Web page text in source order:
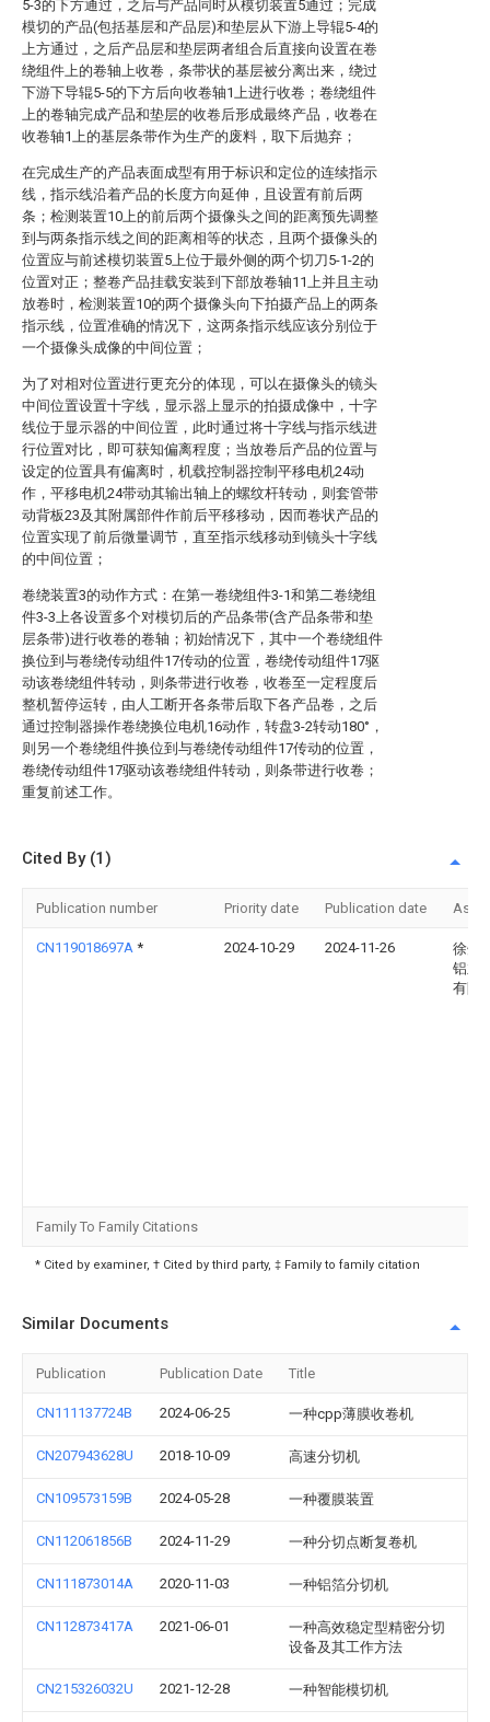
5-3的下方通过，之后与产品同时从模切装置5通过；完成
模切的产品(包括基层和产品层)和垫层从下游上导辊5-4的
上方通过，之后产品层和垫层两者组合后直接向设置在卷
绕组件上的卷轴上收卷，条带状的基层被分离出来，绕过
下游下导辊5-5的下方后向收卷轴1上进行收卷；卷绕组件
上的卷轴完成产品和垫层的收卷后形成最终产品，收卷在
收卷轴1上的基层条带作为生产的废料，取下后抛弃；
在完成生产的产品表面成型有用于标识和定位的连续指示
线，指示线沿着产品的长度方向延伸，且设置有前后两
条；检测装置10上的前后两个摄像头之间的距离预先调整
到与两条指示线之间的距离相等的状态，且两个摄像头的
位置应与前述模切装置5上位于最外侧的两个切刀5-1-2的
位置对正；整卷产品挂载安装到下部放卷轴11上并且主动
放卷时，检测装置10的两个摄像头向下拍摄产品上的两条
指示线，位置准确的情况下，这两条指示线应该分别位于
一个摄像头成像的中间位置；
为了对相对位置进行更充分的体现，可以在摄像头的镜头
中间位置设置十字线，显示器上显示的拍摄成像中，十字
线位于显示器的中间位置，此时通过将十字线与指示线进
行位置对比，即可获知偏离程度；当放卷后产品的位置与
设定的位置具有偏离时，机载控制器控制平移电机24动
作，平移电机24带动其输出轴上的螺纹杆转动，则套管带
动背板23及其附属部件作前后平移移动，因而卷状产品的
位置实现了前后微量调节，直至指示线移动到镜头十字线
的中间位置；
卷绕装置3的动作方式：在第一卷绕组件3-1和第二卷绕组
件3-3上各设置多个对模切后的产品条带(含产品条带和垫
层条带)进行收卷的卷轴；初始情况下，其中一个卷绕组件
换位到与卷绕传动组件17传动的位置，卷绕传动组件17驱
动该卷绕组件转动，则条带进行收卷，收卷至一定程度后
整机暂停运转，由人工断开各条带后取下各产品卷，之后
通过控制器操作卷绕换位电机16动作，转盘3-2转动180°，
则另一个卷绕组件换位到与卷绕传动组件17传动的位置，
卷绕传动组件17驱动该卷绕组件转动，则条带进行收卷；
重复前述工作。
Cited By (1)
Publication number Priority date Publication date
CN119018697A * 2024-10-29 2024-11-26
徐州
铝业
有限
Family To Family Citations
* Cited by examiner, † Cited by third party, ‡ Family to family citation
Similar Documents
Publication Publication Date Title
CN111137724B 2024-06-25 一种cpp薄膜收卷机
CN207943628U 2018-10-09 高速分切机
CN109573159B 2024-05-28 一种覆膜装置
CN112061856B 2024-11-29 一种分切点断复卷机
CN111873014A 2020-11-03 一种铝箔分切机
CN112873417A 2021-06-01
一种高效稳定型精密分切
设备及其工作方法
CN215326032U 2021-12-28 一种智能模切机